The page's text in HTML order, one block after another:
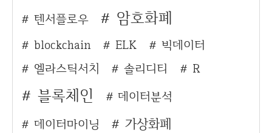
텐서플로우
암호화폐
blockchain ELK
빅데이터
엘라스틱서치
솔리디티 R
블록체인
데이터분석
데이터마이닝
가상화폐